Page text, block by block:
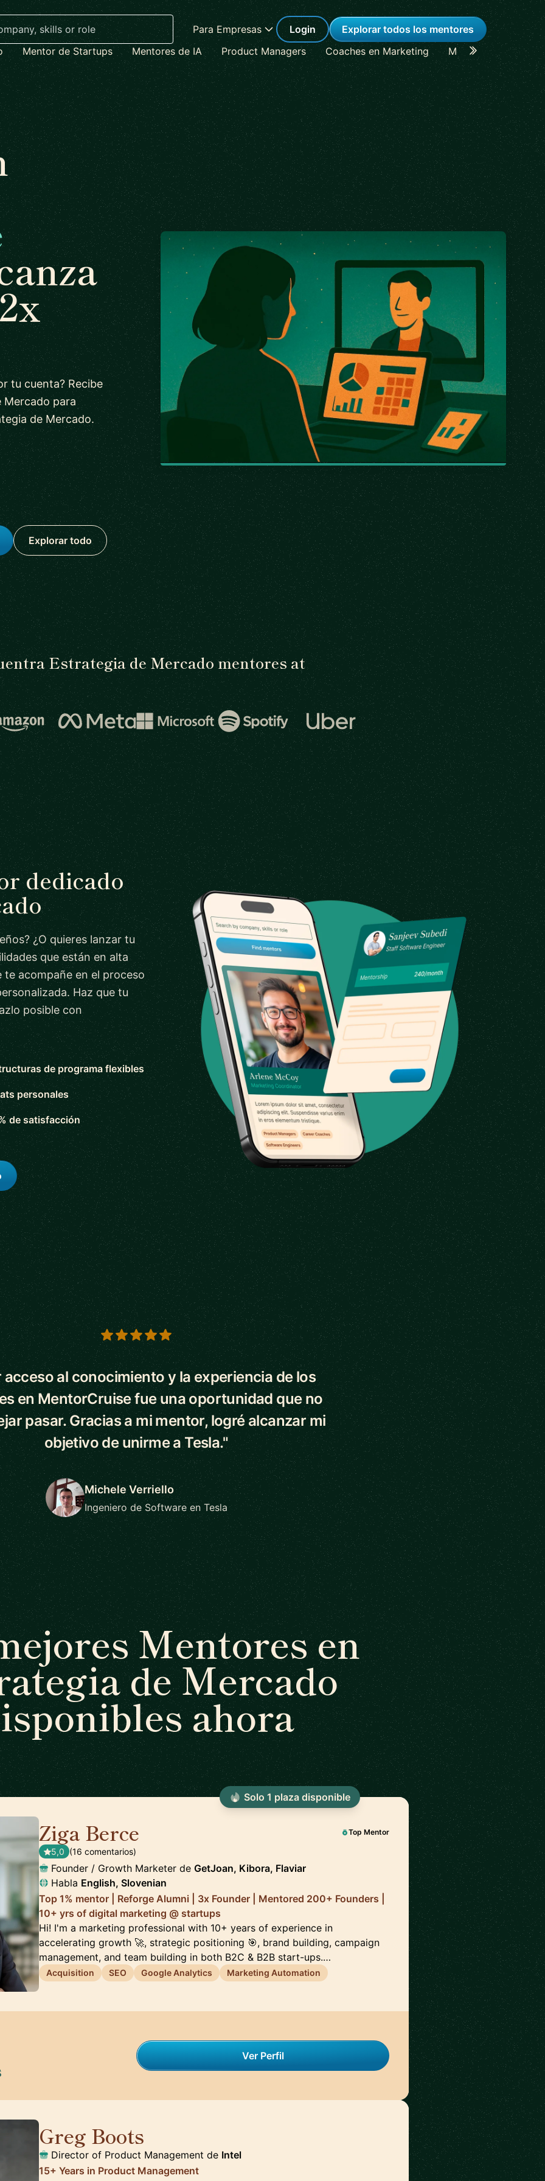
Para Empresas Login
Explorar todos los mentores
Mentor de Startups Mentores de IA Product Managers Coaches en Marketing Mentores en
tu cuenta? Recibe
Mercado para
de Mercado.
Explorar todo
Estrategia de Mercado mentores at
dedicado
¿O quieres lanzar tu
que están en alta
acompañe en el proceso
Haz que tu
posible con
de programa flexibles
personales
de satisfacción
acceso al conocimiento y la experiencia de los
en MentorCruise fue una oportunidad que no
pasar. Gracias a mi mentor, logré alcanzar mi
objetivo de unirme a Tesla."
Michele Verriello
Ingeniero de Software en Tesla
Mentores en
de Mercado
ahora
Ziga Berce Top Mentor
5,0 (16 comentarios)
Founder / Growth Marketer de GetJoan, Kibora, Flaviar
Habla English, Slovenian
Top 1% mentor | Reforge Alumni | 3x Founder | Mentored 200+ Founders |
10+ yrs of digital marketing @ startups
Hi! I'm a marketing professional with 10+ years of experience in
accelerating growth 🚀, strategic positioning 🎯, brand building, campaign
management, and team building in both B2C & B2B start-ups.…
Acquisition SEO Google Analytics Marketing Automation
Ver Perfil
Solo 1 plaza disponible
Greg Boots
Director of Product Management de Intel
15+ Years in Product Management